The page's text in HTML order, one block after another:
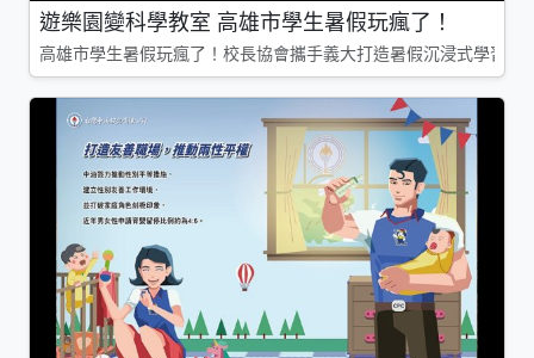
遊樂園變科學教室 高雄市學生暑假玩瘋了！
高雄市學生暑假玩瘋了！校長協會攜手義大打造暑假沉浸式學習基